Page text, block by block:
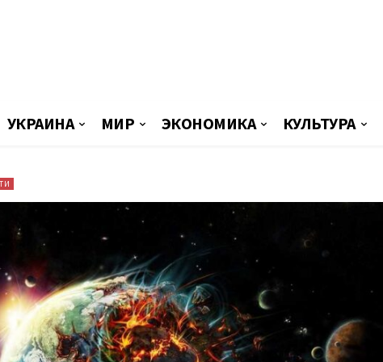
УКРАИНА МИР ЭКОНОМИКА КУЛЬТУРА